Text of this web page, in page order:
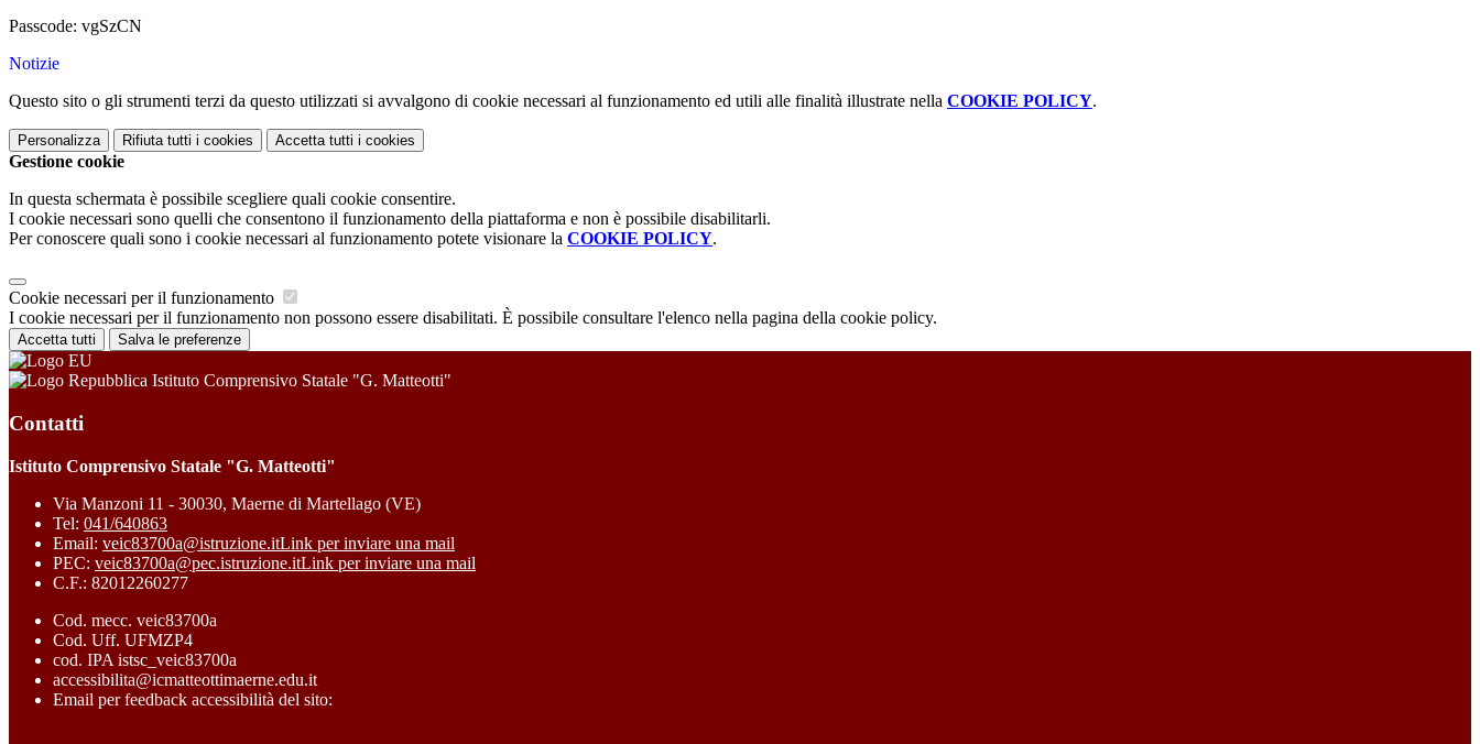
Passcode: vgSzCN
Notizie
Questo sito o gli strumenti terzi da questo utilizzati si avvalgono di cookie necessari al funzionamento ed utili alle finalità illustrate nella COOKIE POLICY.
Personalizza Rifiuta tutti i cookies Accetta tutti i cookies
Gestione cookie
In questa schermata è possibile scegliere quali cookie consentire.
I cookie necessari sono quelli che consentono il funzionamento della piattaforma e non è possibile disabilitarli.
Per conoscere quali sono i cookie necessari al funzionamento potete visionare la COOKIE POLICY.
Cookie necessari per il funzionamento
I cookie necessari per il funzionamento non possono essere disabilitati. È possibile consultare l'elenco nella pagina della cookie policy.
Accetta tutti Salva le preferenze
Istituto Comprensivo Statale "G. Matteotti"
Contatti
Istituto Comprensivo Statale "G. Matteotti"
Via Manzoni 11 - 30030, Maerne di Martellago (VE)
Tel: 041/640863
Email: veic83700a@istruzione.itLink per inviare una mail
PEC: veic83700a@pec.istruzione.itLink per inviare una mail
C.F.: 82012260277
Cod. mecc. veic83700a
Cod. Uff. UFMZP4
cod. IPA istsc_veic83700a
accessibilita@icmatteottimaerne.edu.it
Email per feedback accessibilità del sito: